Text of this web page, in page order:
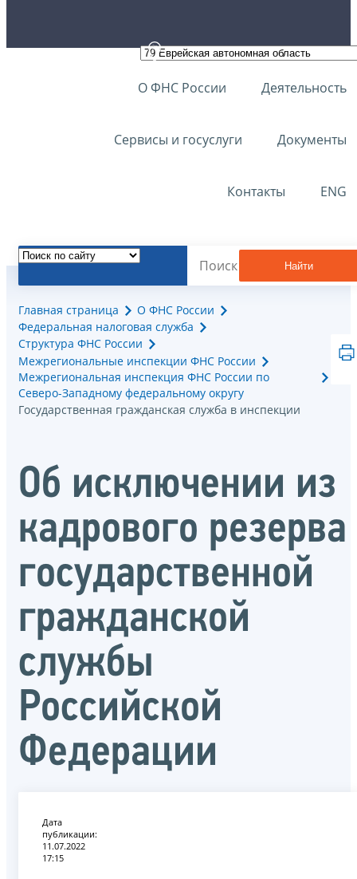
О ФНС России Деятельность
Сервисы и госуслуги Документы
Контакты ENG
Найти
Главная страница
О ФНС России
Федеральная налоговая служба
Структура ФНС России
Межрегиональные инспекции ФНС России
Межрегиональная инспекция ФНС России по
Северо-Западному федеральному округу
Государственная гражданская служба в инспекции
Об исключении из
кадрового резерва
государственной
гражданской
службы
Российской
Федерации
Дата
публикации:
11.07.2022
17:15